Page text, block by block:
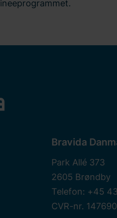
Bravida
Park Allé 373
2605 Brøndby
Telefon: +45
CVR-nr.